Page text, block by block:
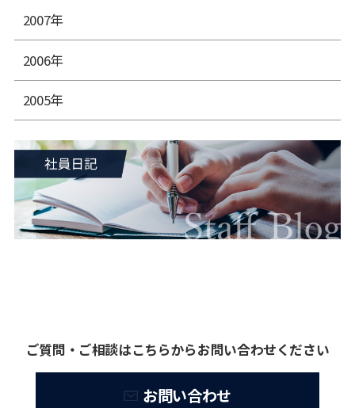
2007年
2006年
2005年
ご質問・ご相談はこちらからお問い合わせください
お問い合わせ